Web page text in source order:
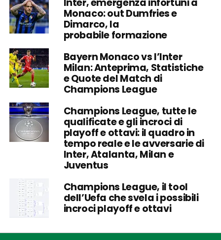
Inter, emergenza infortuni a
Monaco: out Dumfries e
Dimarco, la
probabile formazione
Bayern Monaco vs l’Inter
Milan: Anteprima, Statistiche
e Quote del Match di
Champions League
Champions League, tutte le
qualificate e gli incroci di
playoff e ottavi: il quadro in
tempo reale e le avversarie di
Inter, Atalanta, Milan e
Juventus
Champions League, il tool
dell’Uefa che svela i possibili
incroci playoff e ottavi